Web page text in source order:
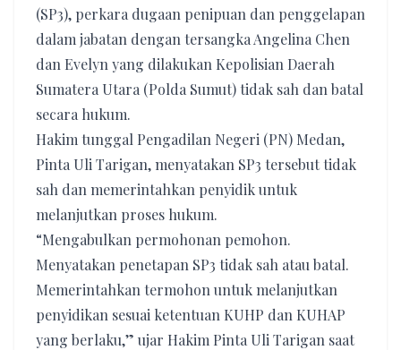
(SP3), perkara dugaan penipuan dan penggelapan
dalam jabatan dengan tersangka Angelina Chen
dan Evelyn yang dilakukan Kepolisian Daerah
Sumatera Utara (Polda Sumut) tidak sah dan batal
secara hukum.
Hakim tunggal Pengadilan Negeri (PN) Medan,
Pinta Uli Tarigan, menyatakan SP3 tersebut tidak
sah dan memerintahkan penyidik untuk
melanjutkan proses hukum.
“Mengabulkan permohonan pemohon.
Menyatakan penetapan SP3 tidak sah atau batal.
Memerintahkan termohon untuk melanjutkan
penyidikan sesuai ketentuan KUHP dan KUHAP
yang berlaku,” ujar Hakim Pinta Uli Tarigan saat